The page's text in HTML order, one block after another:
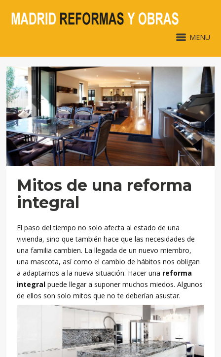
MENU
Mitos de una reforma
integral
El paso del tiempo no solo afecta al estado de una
vivienda, sino que también hace que las necesidades de
una familia cambien. La llegada de un nuevo miembro,
una mascota, así como el cambio de hábitos nos obligan
a adaptarnos a la nueva situación. Hacer una reforma
integral puede llegar a suponer muchos miedos. Algunos
de ellos son solo mitos que no te deberían asustar.